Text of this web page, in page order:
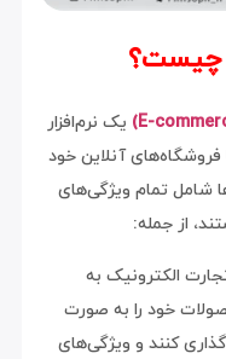
چیست؟
یک نرم‌افزار
آنلاین خود
شامل تمام ویژگی‌های
از جمله:
الکترونیک به
خود را به صورت
کنند و ویژگی‌های